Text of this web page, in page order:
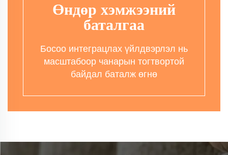
Өндөр хэмжээний
баталгаа
Босоо интеграцлах үйлдвэрлэл нь
масштабоор чанарын тогтвортой
байдал баталж өгнө